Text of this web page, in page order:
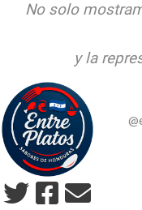
No solo
y la